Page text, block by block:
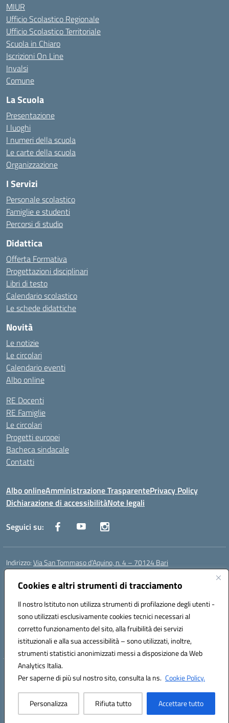
Cookies e altri strumenti di tracciamento
Il nostro Istituto non utilizza strumenti di profilazione degli utenti -
sono utilizzati esclusivamente cookies tecnici necessari al
corretto funzionamento del sito, alla fruibilità dei servizi
istituzionali e alla sua accessibilità – sono utilizzati, inoltre,
strumenti statistici anonimizzati messi a disposizione da Web
Analytics Italia.
Per saperne di più sul nostro sito, consulta la ns. Cookie Policy.
Personalizza Rifiuta tutto Accettare tutto
MIUR
Ufficio Scolastico Regionale
Ufficio Scolastico Territoriale
Scuola in Chiaro
Iscrizioni On Line
Invalsi
Comune
La Scuola
Presentazione
I luoghi
I numeri della scuola
Le carte della scuola
Organizzazione
I Servizi
Personale scolastico
Famiglie e studenti
Percorsi di studio
Didattica
Offerta Formativa
Progettazioni disciplinari
Libri di testo
Calendario scolastico
Le schede didattiche
Novità
Le notizie
Le circolari
Calendario eventi
Albo online
RE Docenti
RE Famiglie
Le circolari
Progetti europei
Bacheca sindacale
Contatti
Albo onlineAmministrazione TrasparentePrivacy Policy
Dichiarazione di accessibilitàNote legali
Seguici su:
Indirizzo:Via San Tommaso d’Aquino, n. 4 – 70124 Bari
Centralino:
Posta elettronica certificata (PEC):bapc150004@pec.istruzione.it
Codice fiscale: 80011240720
Codice meccanografico:BAPC150004
Codice Indice delle Pubbliche Amministrazioni (IPA): istsc_bapc150004
Codice unico di fatturazione (CUF): UFLLWZ
Hosting & Powered by 3D Solution S.r.l.
Concept & Design by Designers Italia